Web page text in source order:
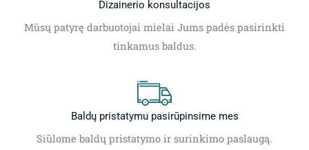
Dizainerio konsultacijos
Mūsų patyrę darbuotojai mielai Jums padės pasirinkti
tinkamus baldus.
Baldų pristatymu pasirūpinsime mes
Siūlome baldų pristatymo ir surinkimo paslaugą.